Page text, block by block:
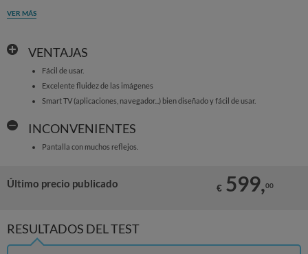
VER MÁS
VENTAJAS
Fácil de usar.
Excelente fluidez de las imágenes
Smart TV (aplicaciones, navegador...) bien diseñado y fácil de usar.
INCONVENIENTES
Pantalla con muchos reflejos.
Último precio publicado € 599,00
RESULTADOS DEL TEST